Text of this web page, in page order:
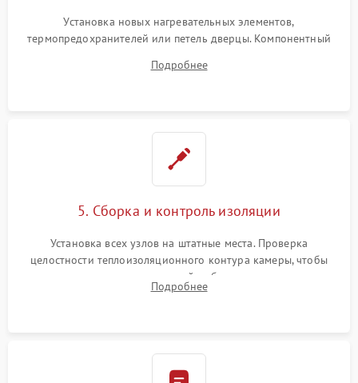
Установка новых нагревательных элементов,
термопредохранителей или петель дверцы. Компонентный
выгоревших реле, восстановление контактов и замена
Подробнее
5. Сборка и контроль изоляции
Установка всех узлов на штатные места. Проверка
целостности теплоизоляционного контура камеры, чтобы
исключить перегрев кухонной мебели и потерю тепла.
Надежная фиксация клемм и сборка корпуса шкафа.
Подробнее